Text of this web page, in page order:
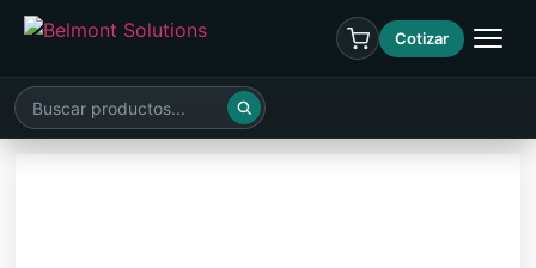
Cotizar